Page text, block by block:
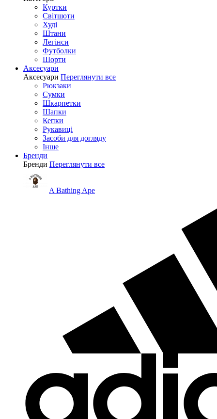
Куртки
Світшоти
Худі
Штани
Легінси
Футболки
Шорти
Аксесуари
Аксесуари Переглянути все
Рюкзаки
Сумки
Шкарпетки
Шапки
Кепки
Рукавиці
Засоби для догляду
Інше
Бренди
Бренди Переглянути все
A Bathing Ape